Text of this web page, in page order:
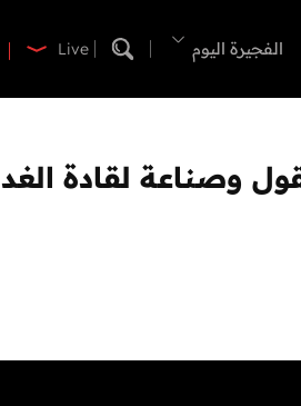
الفجيرة اليوم Live
وصناعة لقادة الغد